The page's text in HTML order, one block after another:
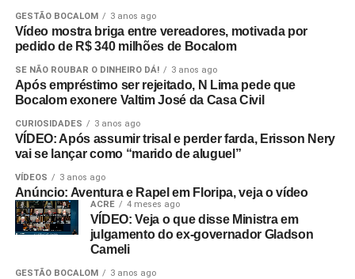
GESTÃO BOCALOM 3 anos ago
Vídeo mostra briga entre vereadores, motivada por
pedido de R$ 340 milhões de Bocalom
SE NÃO ROUBAR O DINHEIRO DÁ! 3 anos ago
Após empréstimo ser rejeitado, N Lima pede que
Bocalom exonere Valtim José da Casa Civil
CURIOSIDADES 3 anos ago
VÍDEO: Após assumir trisal e perder farda, Erisson Nery
vai se lançar como “marido de aluguel”
VÍDEOS 3 anos ago
Anúncio: Aventura e Rapel em Floripa, veja o vídeo
ACRE 4 meses ago
VÍDEO: Veja o que disse Ministra em
julgamento do ex-governador Gladson
Cameli
GESTÃO BOCALOM 3 anos ago